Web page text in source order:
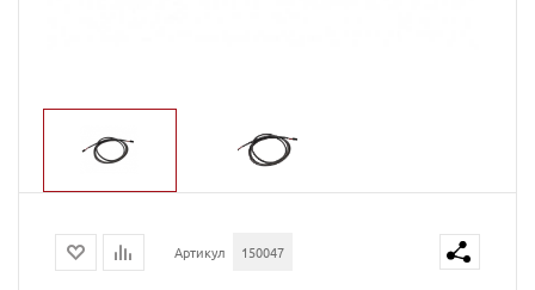
Артикул 150047